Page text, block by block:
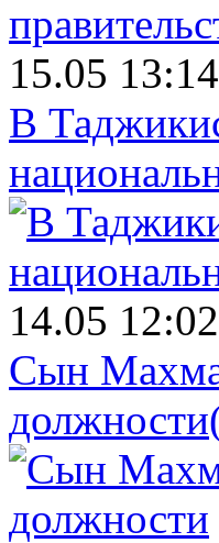
15.05 13:14
В
14.05 12:02
Сын
должности